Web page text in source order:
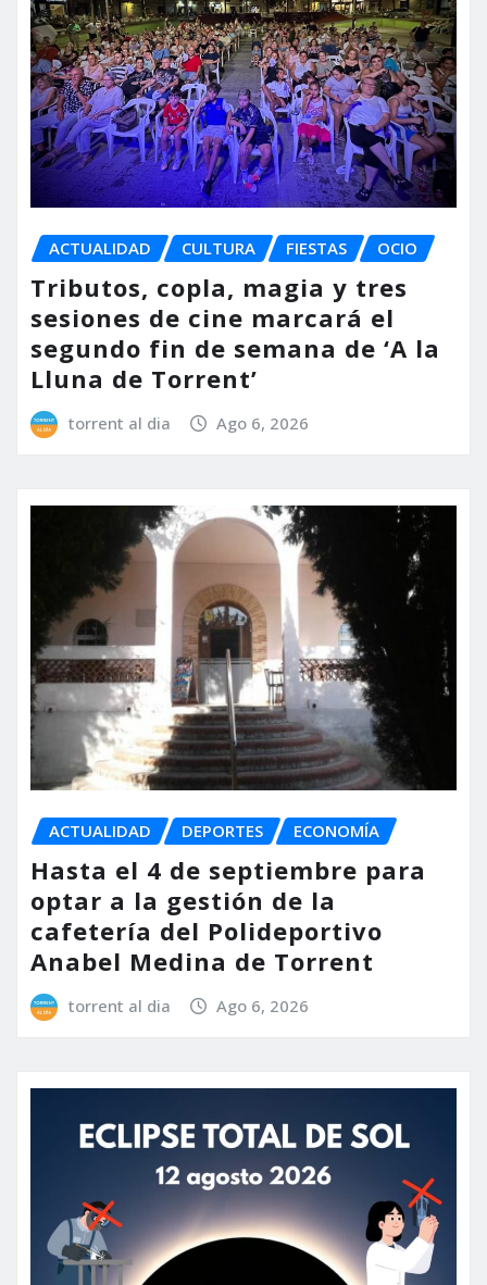
ACTUALIDAD CULTURA FIESTAS OCIO
Tributos, copla, magia y tres
sesiones de cine marcará el
segundo fin de semana de ‘A la
Lluna de Torrent’
torrent al dia Ago 6, 2026
ACTUALIDAD DEPORTES ECONOMÍA
Hasta el 4 de septiembre para
optar a la gestión de la
cafetería del Polideportivo
Anabel Medina de Torrent
torrent al dia Ago 6, 2026